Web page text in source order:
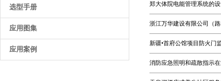
选型手册
应用图集
应用案例
郑大体院电能管理系统的
浙江万华建设有限公司（
新疆•首府公馆项目防火门
消防应急照明和疏散指示